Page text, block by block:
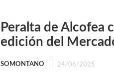
Peralta de Alcofea
edición del
SOMONTANO 24/06/2025